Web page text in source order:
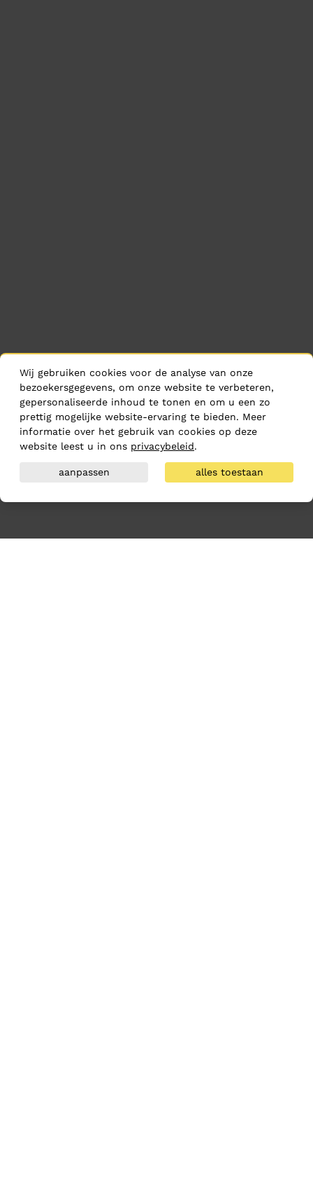
Wij gebruiken cookies voor de analyse van onze
bezoekersgegevens, om onze website te verbeteren,
gepersonaliseerde inhoud te tonen en om u een zo
prettig mogelijke website-ervaring te bieden. Meer
informatie over het gebruik van cookies op deze
website leest u in ons privacybeleid.
aanpassen alles toestaan